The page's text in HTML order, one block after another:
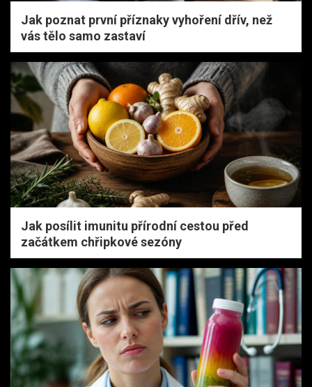
Jak poznat první příznaky vyhoření dřív, než
vás tělo samo zastaví
Jak posílit imunitu přírodní cestou před
začátkem chřipkové sezóny